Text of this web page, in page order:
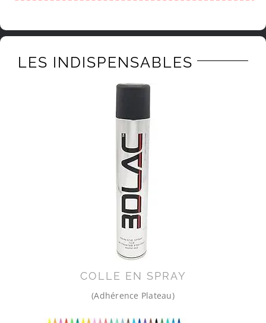
LES INDISPENSABLES
COLLE EN SPRAY
(Adhérence Plateau)